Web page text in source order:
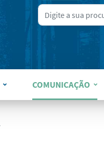
Ir para o resultado
COMUNICAÇÃO